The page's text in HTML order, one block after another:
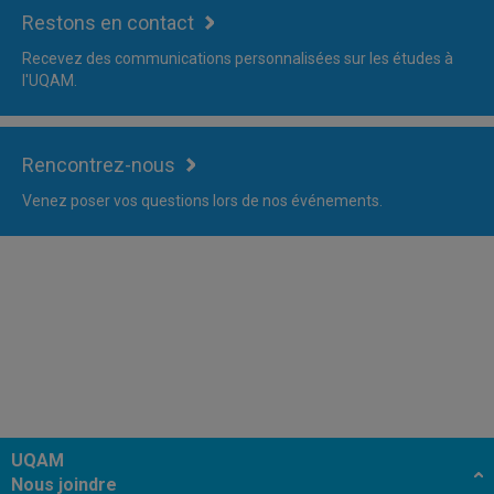
Restons en contact
Recevez des communications personnalisées sur les études à
l'UQAM.
Rencontrez-nous
Venez poser vos questions lors de nos événements.
UQAM
Nous joindre